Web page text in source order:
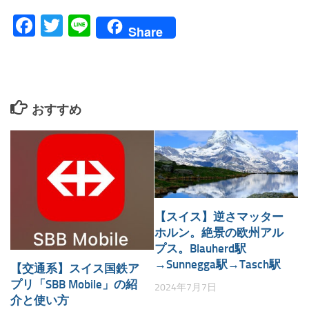
Facebook
Twitter
LineShare
おすすめ
【交通系】スイス国鉄ア
プリ「SBB Mobile」の紹
介と使い方
【スイス】逆さマッター
ホルン。絶景の欧州アル
プス。Blauherd駅
→Sunnegga駅→Tasch駅
2024年7月7日